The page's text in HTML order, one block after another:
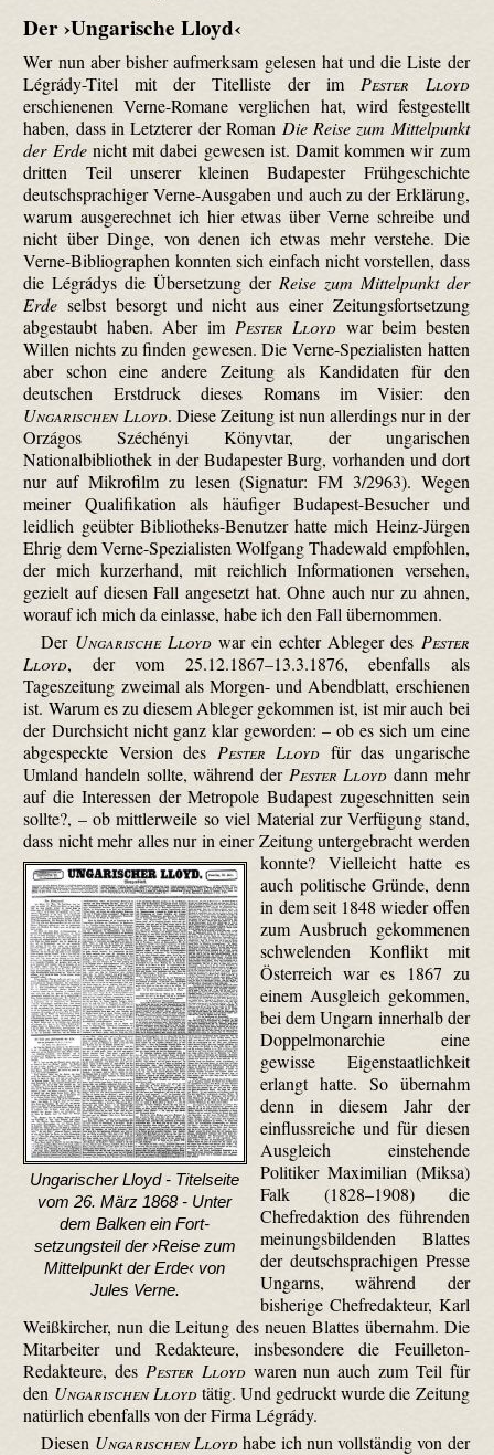
Der ›Ungarische Lloyd‹
Wer nun aber bisher aufmerksam gelesen hat und die Liste der
Légrády-Titel mit der Titelliste der im Pester Lloyd
erschienenen Verne-Romane verglichen hat, wird festgestellt
haben, dass in Letzterer der Roman Die Reise zum Mittelpunkt
der Erdenicht mit dabei gewesen ist. Damit kommen wir zum
dritten Teil unserer kleinen Budapester Frühgeschichte
deutschsprachiger Verne-Ausgaben und auch zu der Erklärung,
warum ausgerechnet ich hier etwas über Verne schreibe und
nicht über Dinge, von denen ich etwas mehr verstehe. Die
Verne-Biblio­graphen konnten sich einfach nicht vorstellen, dass
die Légrádys die Übersetzung der Reise zum Mittelpunkt der
Erde selbst besorgt und nicht aus einer Zeitungsfortsetzung
abgestaubt haben. Aber im Pester Lloyd war beim besten
Willen nichts zu finden gewesen. Die Verne-Spezia­listen hatten
aber schon eine andere Zeitung als Kandidaten für den
deutschen Erstdruck dieses Romans im Visier: den
Ungarischen Lloyd. Diese Zeitung ist nun allerdings nur in der
Orzágos Széchényi Könyvtar, der ungarischen
Nationalbibliothek in der Budapester Burg, vorhanden und dort
nur auf Mikrofilm zu lesen (Signatur: FM 3/2963). Wegen
meiner Qualifikation als häufiger Budapest-Besucher und
leidlich geübter Bibliotheks-Benutzer hatte mich Heinz-Jürgen
Ehrig dem Verne-Spezia­listen Wolfgang Thadewald empfohlen,
der mich kurzerhand, mit reichlich Informationen versehen,
gezielt auf diesen Fall angesetzt hat. Ohne auch nur zu ahnen,
worauf ich mich da einlasse, habe ich den Fall übernommen.
Der Ungarische Lloydwar ein echter Ableger des Pester
Lloyd, der vom 25.12.1867–13.3.1876, ebenfalls als
Tageszeitung zweimal als Morgen- und Abendblatt, erschienen
ist. Warum es zu diesem Ableger gekommen ist, ist mir auch bei
der Durchsicht nicht ganz klar geworden: – ob es sich um eine
abgespeckte Version des Pester Lloyd für das ungarische
Umland handeln sollte, während der Pester Lloyd dann mehr
auf die Interessen der Metropole Budapest zugeschnitten sein
sollte?, – ob mittlerweile so viel Material zur Verfügung stand,
dass nicht mehr alles nur in einer Zeitung untergebracht werden
konnte?
Ungarischer Lloyd - Titelseite
vom 26. März 1868 - Unter
dem Balken ein Fort­
setzungs­teil der ›Reise zum
Mittelpunkt der Erde‹ von
Jules Verne.
Vielleicht hatte es
auch politische Gründe, denn
in dem seit 1848 wieder offen
zum Ausbruch gekommenen
schwelenden Konflikt mit
Österreich war es 1867 zu
einem Ausgleich gekommen,
bei dem Ungarn innerhalb der
Doppelmonarchie eine
gewisse Eigenstaatlichkeit
erlangt hatte. So übernahm
denn in diesem Jahr der
einflussreiche und für diesen
Ausgleich einstehende
Politiker Maximilian (Miksa)
Falk (1828–1908) die
Chefredaktion des führenden
meinungsbildenden Blattes
der deutschsprachigen Presse
Ungarns, während der
bisherige Chefredakteur, Karl
Weiß­kircher, nun die Leitung des neuen Blattes übernahm. Die
Mitarbeiter und Redakteure, insbesondere die Feuilleton-
Redakteure, des Pester Lloydwaren nun auch zum Teil für
den Ungarischen Lloydtätig. Und gedruckt wurde die Zeitung
natürlich ebenfalls von der Firma Légrády.
Diesen Ungarischen Lloydhabe ich nun vollständig von der